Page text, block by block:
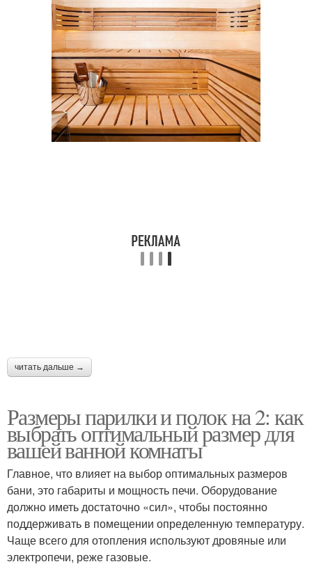
читать дальше →
Размеры парилки и полок на 2: как
выбрать оптимальный размер для
вашей ванной комнаты
Главное, что влияет на выбор оптимальных размеров
бани, это габариты и мощность печи. Оборудование
должно иметь достаточно «сил», чтобы постоянно
поддерживать в помещении определенную температуру.
Чаще всего для отопления используют дровяные или
электропечи, реже газовые.